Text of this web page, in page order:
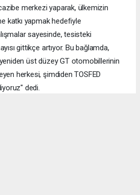
merkezi yaparak, ülkemizin
katkı yapmak hedefiyle
sayesinde, tesisteki
gittikçe artıyor. Bu bağlamda,
üst düzey GT otomobillerinin
herkesi, şimdiden TOSFED
dedi.